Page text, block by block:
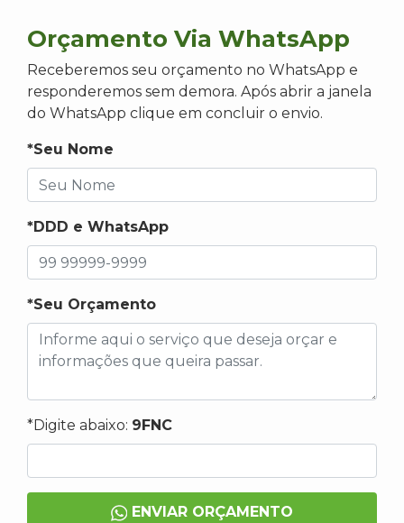
Orçamento Via WhatsApp
Receberemos seu orçamento no WhatsApp e
responderemos sem demora. Após abrir a janela
do WhatsApp clique em concluir o envio.
*Seu Nome
*DDD e WhatsApp
*Seu Orçamento
*Digite abaixo: 9FNC
ENVIAR ORÇAMENTO